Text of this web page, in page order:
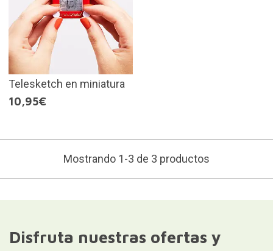
Telesketch en miniatura
10,95€
Mostrando 1-3 de 3 productos
Disfruta nuestras ofertas y